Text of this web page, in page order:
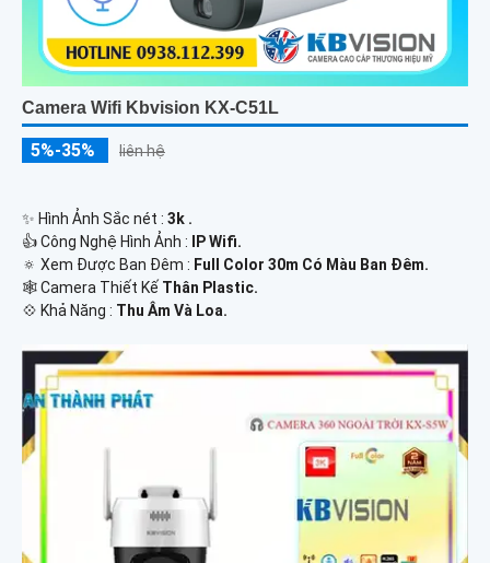
Camera Wifi Kbvision KX-C51L
5%-35% liên hệ
✨ Hình Ảnh Sắc nét : 3k .
👍 Công Nghệ Hình Ảnh :
IP Wifi.
🔅 Xem Được Ban Đêm : Full Color 30m Có Màu Ban Ðêm.
🕸️ Camera Thiết Kế Thân Plastic.
️💠 Khả Năng : Thu Âm Và Loa.